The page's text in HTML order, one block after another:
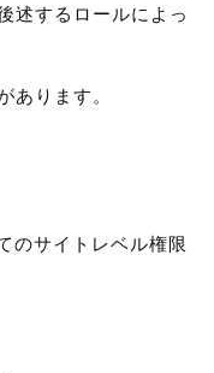
述するロールによっ
あります。
のサイトレベル権限